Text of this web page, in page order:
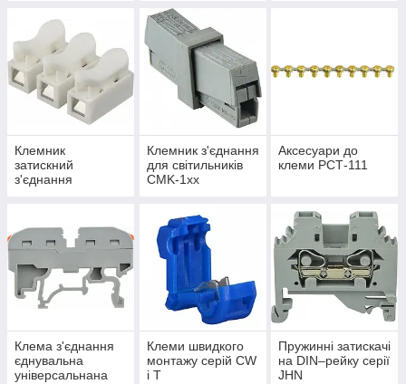
Клемник
затискний
з'єднання
Клемник з'єднання
для світильників
CMK-1xx
Аксесуари до
клеми РСТ-111
Клема з'єднання
єднувальна
універсальнана
Клеми швидкого
монтажу серій CW
і Т
Пружинні затискачі
на DIN–рейку серії
JHN